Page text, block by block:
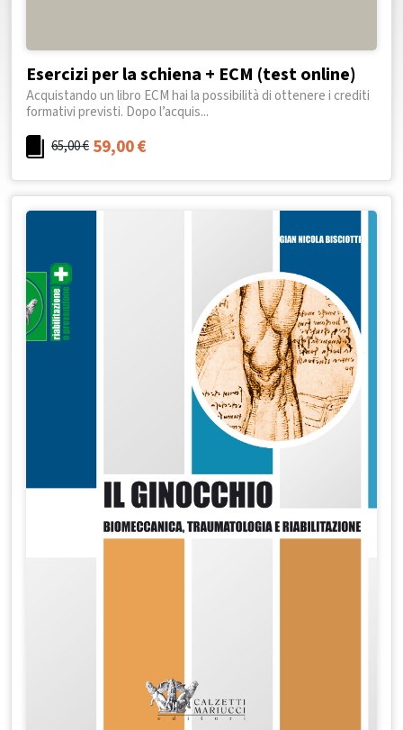
Esercizi per la schiena + ECM (test online)
Acquistando un libro ECM hai la possibilità di ottenere i crediti
formativi previsti. Dopo l’acquis...
65,00€ 59,00€